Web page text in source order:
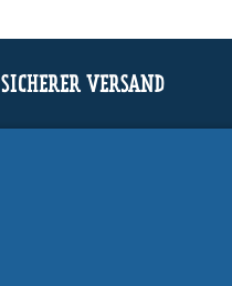
SICHERER VERSAND